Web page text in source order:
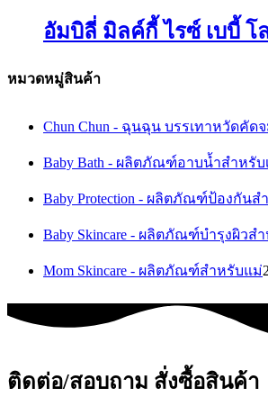
อัมบิลี่ มิลค์กี้ ไรซ์ เบบี้ โ
หมวดหมู่สินค้า
Chun Chun - ฉุนฉุน บรรเทาหวัดคัด
Baby Bath - ผลิตภัณฑ์อาบน้ำสำหรับ
Baby Protection - ผลิตภัณฑ์ป้องกันส
Baby Skincare - ผลิตภัณฑ์บำรุงผิวส
Mom Skincare - ผลิตภัณฑ์สำหรับแม่
ติดต่อ/สอบถาม สั่งซื้อสินค้า